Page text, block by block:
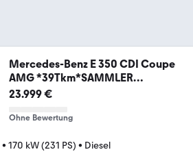
Mercedes-Benz E 350 CDI Coupe
AMG *39Tkm*SAMMLER
ZUSTAND*
23.999 €
Ohne Bewertung
• 170 kW (231 PS) • Diesel